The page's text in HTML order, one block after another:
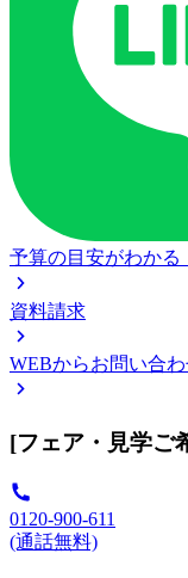
予算の目安がわかる
資料請求
WEBからお問い合
[フェア・見学ご
0120-900-611
(通話無料)